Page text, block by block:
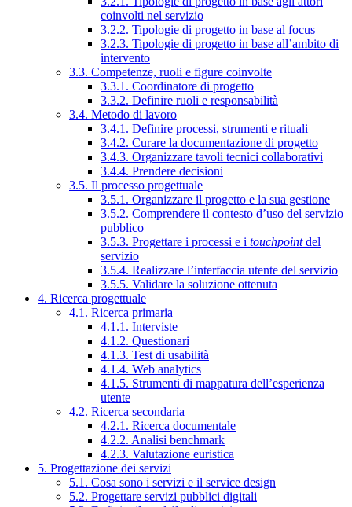
coinvolti nel servizio
3.2.2. Tipologie di progetto in base al focus
3.2.3. Tipologie di progetto in base all’ambito di
intervento
3.3. Competenze, ruoli e figure coinvolte
3.3.1. Coordinatore di progetto
3.3.2. Definire ruoli e responsabilità
3.4. Metodo di lavoro
3.4.1. Definire processi, strumenti e rituali
3.4.2. Curare la documentazione di progetto
3.4.3. Organizzare tavoli tecnici collaborativi
3.4.4. Prendere decisioni
3.5. Il processo progettuale
3.5.1. Organizzare il progetto e la sua gestione
3.5.2. Comprendere il contesto d’uso del servizio
pubblico
3.5.3. Progettare i processi e i touchpointdel
servizio
3.5.4. Realizzare l’interfaccia utente del servizio
3.5.5. Validare la soluzione ottenuta
4. Ricerca progettuale
4.1. Ricerca primaria
4.1.1. Interviste
4.1.2. Questionari
4.1.3. Test di usabilità
4.1.4. Web analytics
4.1.5. Strumenti di mappatura dell’esperienza
utente
4.2. Ricerca secondaria
4.2.1. Ricerca documentale
4.2.2. Analisi benchmark
4.2.3. Valutazione euristica
5. Progettazione dei servizi
5.1. Cosa sono i servizi e il service design
5.2. Progettare servizi pubblici digitali